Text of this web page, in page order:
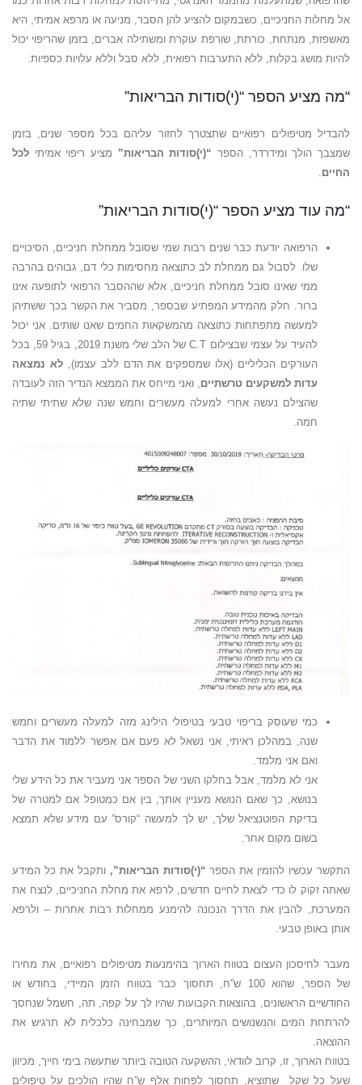
אל מחלות החניכיים, כשבמקום להציע להן הסבר, מניעה או מרפא אמיתי, היא
מאשפזת, מנתחת, כורתת, שורפת עוקרת ומשתילה אברים, בזמן שהריפוי יכול
להיות מושג בקלות, ללא התערבות רפואית, ללא סבל וללא עלויות כספיות.
“מה מציע הספר “(י)סודות הבריאות”
להבדיל מטיפולים רפואיים שתצטרך לחזור עליהם בכל מספר שנים, בזמן
שמצבך הולך ומידרדר, הספר “(י)סודות הבריאות” מציע ריפוי אמיתי לכל
החיים
“מה עוד מציע הספר “(י)סודות הבריאות”
הרפואה יודעת כבר שנים רבות שמי שסובל ממחלת חניכיים, הסיכויים
שלו לסבול גם ממחלת לב כתוצאה מחסימות כלי דם, גבוהים בהרבה
ממי שאינו סובל ממחלת חניכיים, אלא שההסבר הרפואי לתופעה אינו
ברור. חלק מהמידע המפתיע שבספר, מסביר את הקשר בכך ששתיהן
למעשה מתפתחות כתוצאה מהמשקאות החמים שאנו שותים. אני יכול
להעיד על עצמי שבצילום C.T של הלב שלי משנת 2019, בגיל 59, בכל
העורקים הכליליים (אלו שמספקים את הדם ללב עצמו),לא נמצאה
עדות למשקעים טרשתיים , ואני מייחס את הממצא הנדיר הזה לעובדה
שהצילם נעשה אחרי למעלה מעשרים וחמש שנה שלא שתיתי שתיה
חמה.
כמי שעוסק בריפוי טבעי בטיפולי הילינג מזה למעלה מעשרים וחמש
שנה, במהלכן ראיתי, אני נשאל לא פעם אם אפשר ללמוד את הדבר
ואם אני מלמד.
אני לא מלמד, אבל בחלקו השני של הספר אני מעביר את כל הידע שלי
בנושא, כך שאם הנושא מעניין אותך, בין אם כמטופל אם למטרה של
בדיקת הפוטנציאל שלך, יש לך למעשה “קורס” עם מידע שלא תמצא
בשום מקום אחר.
התקשר עכשיו להזמין את הספר “(י)סודות הבריאות”, ותקבל את כל המידע
שאתה זקוק לו כדי לצאת לחיים חדשים, לרפא את מחלת החניכיים, לנצח את
המערכת, להבין את הדרך הנכונה להימנע ממחלות רבות אחרות – ולרפא
אותן באופן טבעי.
מעבר לחיסכון העצום בטווח הארוך בהימנעות מטיפולים רפואיים, את מחירו
של הספר, שהוא 100 ש”ח, תחסוך כבר בטווח הזמן המיידי, בחודש או
החודשיים הראשונים, בהוצאות הקבועות שהיו לך על קפה, תה, חשמל שנחסך
להרתחת המים והנשנושים המיותרים, כך שמבחינה כלכלית לא תרגיש את
ההוצאה.
בטווח הארוך, זו, קרוב לוודאי, ההשקעה הטובה ביותר שתעשה בימי חייך, מכיוון
שעל כל שקל שתוציא, תחסוך לפחות אלף ש”ח שהיו הולכים על טיפולים